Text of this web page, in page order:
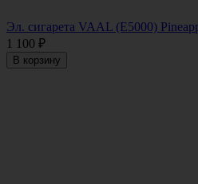
Эл. сигарета VAAL (E5000)
1 100 ₽
В корзину